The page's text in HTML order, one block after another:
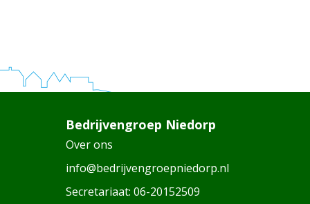
Bedrijvengroep Niedorp
Over ons
info@bedrijvengroepniedorp.nl
Secretariaat: 06-20152509